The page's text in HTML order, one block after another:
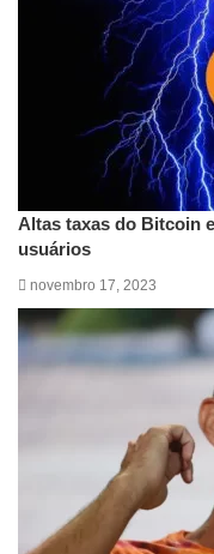
Altas taxas do Bitcoin
usuários
novembro 17, 2023